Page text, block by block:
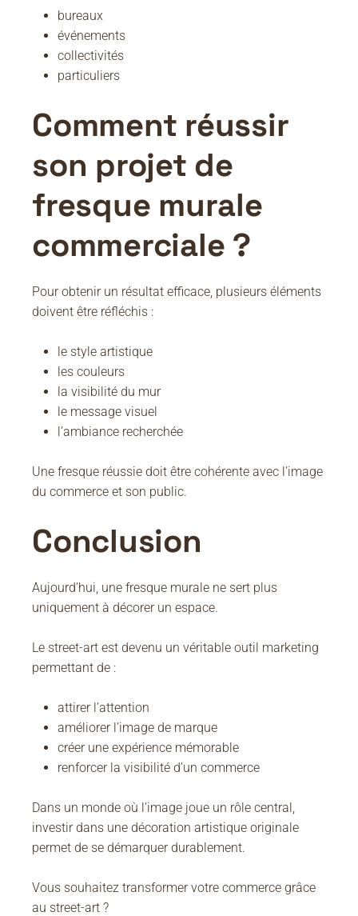
bureaux
événements
collectivités
particuliers
Comment réussir
son projet de
fresque murale
commerciale ?
Pour obtenir un résultat efficace, plusieurs éléments
doivent être réfléchis :
le style artistique
les couleurs
la visibilité du mur
le message visuel
l’ambiance recherchée
Une fresque réussie doit être cohérente avec l’image
du commerce et son public.
Conclusion
Aujourd’hui, une fresque murale ne sert plus
uniquement à décorer un espace.
Le street-art est devenu un véritable outil marketing
permettant de :
attirer l’attention
améliorer l’image de marque
créer une expérience mémorable
renforcer la visibilité d’un commerce
Dans un monde où l’image joue un rôle central,
investir dans une décoration artistique originale
permet de se démarquer durablement.
Vous souhaitez transformer votre commerce grâce
au street-art ?